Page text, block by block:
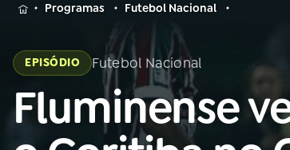
MENU
Buscar
na
Rádio
Buscar
AO VIVO
na
Rádio
Programas Futebol Nacional
EPISÓDIO Futebol Nacional
Fluminense